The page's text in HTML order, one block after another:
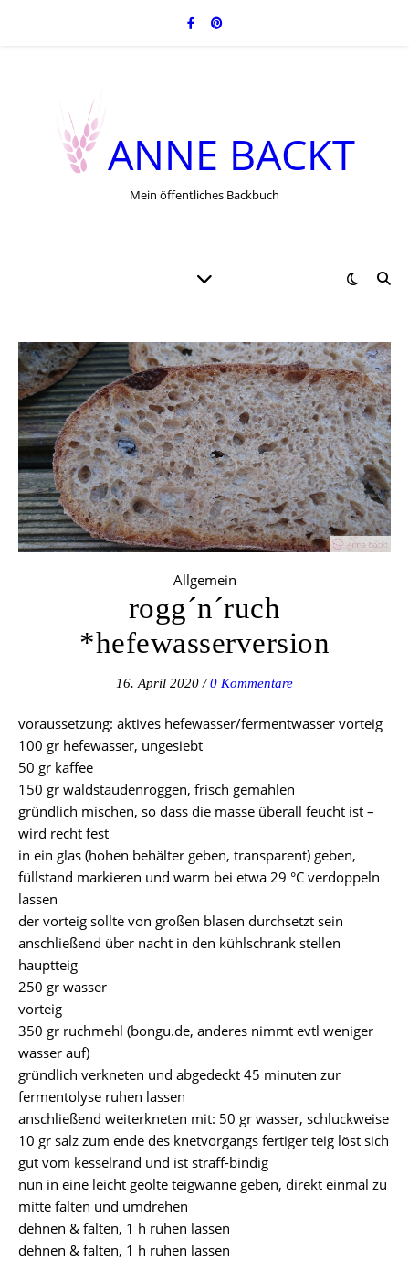
ANNE BACKT
Mein öffentliches Backbuch
Allgemein
rogg´n´ruch
*hefewasserversion
16. April 2020 / 0 Kommentare
voraussetzung: aktives hefewasser/fermentwasser vorteig
100 gr hefewasser, ungesiebt
50 gr kaffee
150 gr waldstaudenroggen, frisch gemahlen
gründlich mischen, so dass die masse überall feucht ist –
wird recht fest
in ein glas (hohen behälter geben, transparent) geben,
füllstand markieren und warm bei etwa 29 °C verdoppeln
lassen
der vorteig sollte von großen blasen durchsetzt sein
anschließend über nacht in den kühlschrank stellen
hauptteig
250 gr wasser
vorteig
350 gr ruchmehl (bongu.de, anderes nimmt evtl weniger
wasser auf)
gründlich verkneten und abgedeckt 45 minuten zur
fermentolyse ruhen lassen
anschließend weiterkneten mit: 50 gr wasser, schluckweise
10 gr salz zum ende des knetvorgangs fertiger teig löst sich
gut vom kesselrand und ist straff-bindig
nun in eine leicht geölte teigwanne geben, direkt einmal zu
mitte falten und umdrehen
dehnen & falten, 1 h ruhen lassen
dehnen & falten, 1 h ruhen lassen